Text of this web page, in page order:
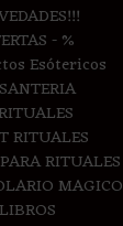
- %
Esótericos
RITUALES
RITUALES
MAGICO
LIBROS